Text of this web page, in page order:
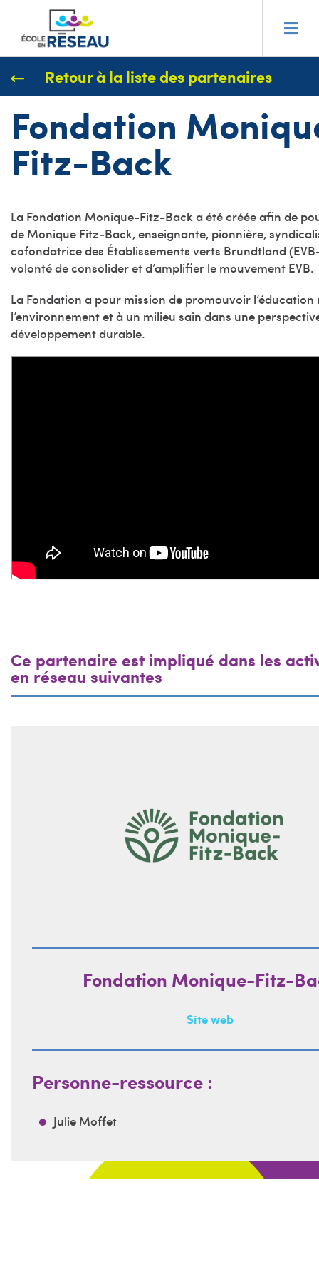
Retour à la liste des partenaires
Fondation
Fitz-Back
La Fondation Monique-Fitz-Back a été créée afin de
de Monique Fitz‑Back, enseignante, pionnière,
cofondatrice des Établissements verts Brundtland
volonté de consolider et d’amplifier le mouvement EVB.
La Fondation a pour mission de promouvoir l’éducation
l’environnement et à un milieu sain dans une
développement durable.
Ce partenaire est impliqué dans les
en réseau suivantes
Fondation Monique-Fitz-
Site web
Personne-ressource :
Julie Moffet